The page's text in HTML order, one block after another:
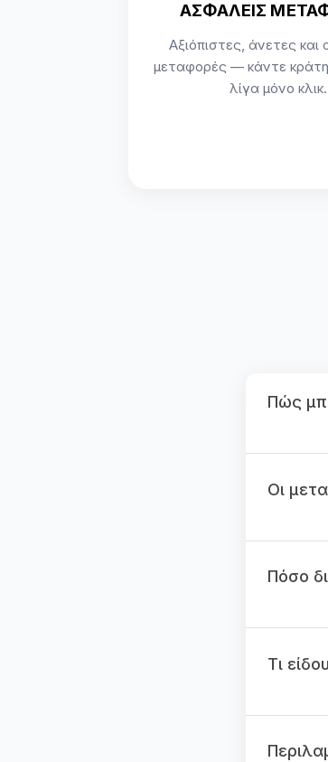
ΑΣΦΑΛΕΙΣ
Αξιόπιστες, άνετες και
μεταφορές — κάντε
λίγα μόνο κλικ.
Πώς
Οι
Πόσο
Τι